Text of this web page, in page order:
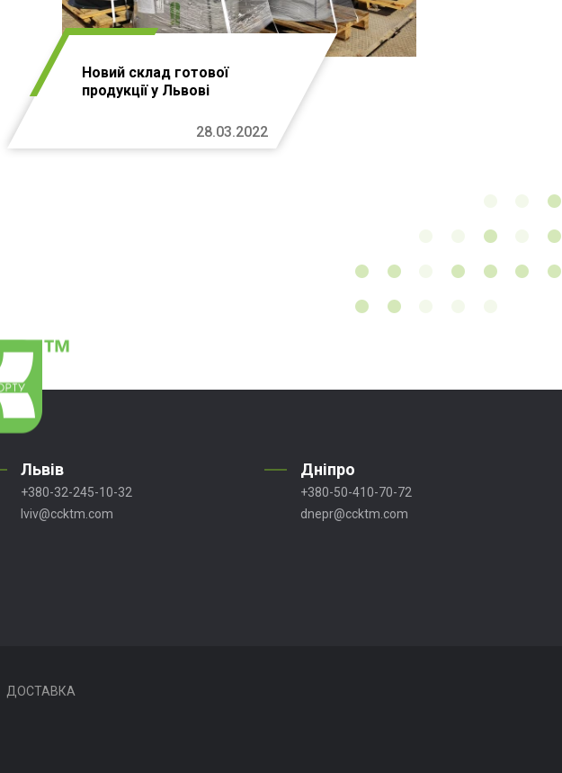
Новий склад готової
продукції у Львові
28.03.2022
Львів
+380-32-245-10-32
lviv@ccktm.com
Дніпро
+380-50-410-70-72
dnepr@ccktm.com
ДОСТАВКА